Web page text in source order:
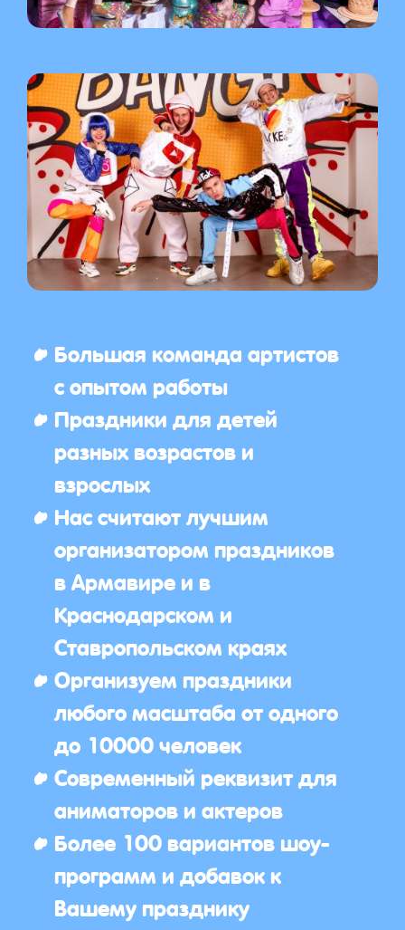
Большая команда артистов
с опытом работы
Праздники для детей
разных возрастов и
взрослых
Нас считают лучшим
организатором праздников
в Армавире и в
Краснодарском и
Ставропольском краях
Организуем праздники
любого масштаба от одного
до 10000 человек
Современный реквизит для
аниматоров и актеров
Более 100 вариантов шоу-
программ и добавок к
Вашему празднику